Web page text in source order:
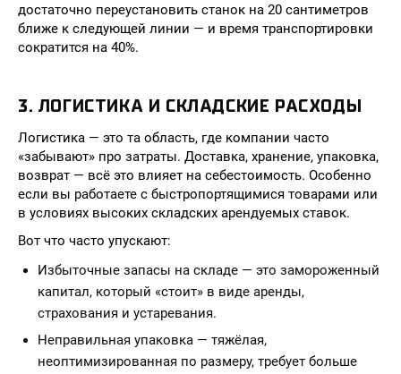
достаточно переустановить станок на 20 сантиметров
ближе к следующей линии — и время транспортировки
сократится на 40%.
3. ЛОГИСТИКА И СКЛАДСКИЕ РАСХОДЫ
Логистика — это та область, где компании часто
«забывают» про затраты. Доставка, хранение, упаковка,
возврат — всё это влияет на себестоимость. Особенно
если вы работаете с быстропортящимися товарами или
в условиях высоких складских арендуемых ставок.
Вот что часто упускают:
Избыточные запасы на складе — это замороженный
капитал, который «стоит» в виде аренды,
страхования и устаревания.
Неправильная упаковка — тяжёлая,
неоптимизированная по размеру, требует больше